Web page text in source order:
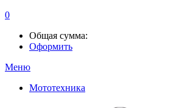
0
Общая сумма:
Оформить
Меню
Мототехника